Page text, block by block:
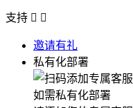
支持  
邀请有礼
私有化部署
如需私有化部署